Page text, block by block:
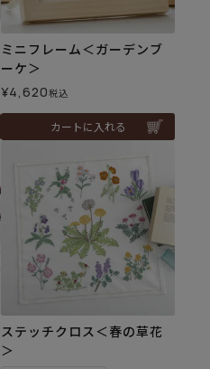
ミニフレーム＜ガーデンブ
ーケ＞
¥4,620税込
カートに入れる
ステッチクロス＜春の草花
＞